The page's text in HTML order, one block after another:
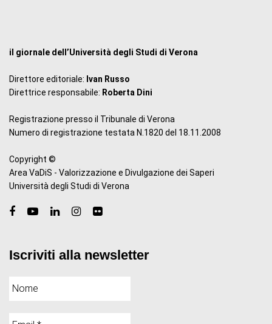
il giornale dell’Università degli Studi di Verona
Direttore editoriale: Ivan Russo
Direttrice responsabile: Roberta Dini
Registrazione presso il Tribunale di Verona
Numero di registrazione testata N.1820 del 18.11.2008
Copyright ©
Area VaDiS - Valorizzazione e Divulgazione dei Saperi
Università degli Studi di Verona
Iscriviti alla newsletter